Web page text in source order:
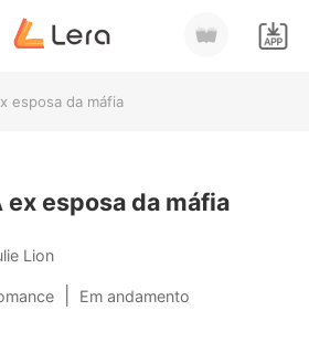
esposa da máfia
ex esposa da máfia
Lion
Em andamento